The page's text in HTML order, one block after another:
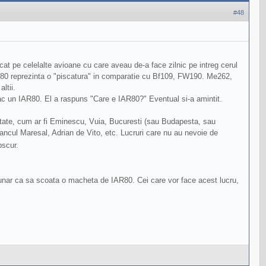
#48
pe celelalte avioane cu care aveau de-a face zilnic pe intreg cerul
reprezinta o "piscatura" in comparatie cu Bf109, FW190. Me262,
un IAR80. El a raspuns "Care e IAR80?" Eventual si-a amintit.
cum ar fi Eminescu, Vuia, Bucuresti (sau Budapesta, sau
Maresal, Adrian de Vito, etc. Lucruri care nu au nevoie de
ca sa scoata o macheta de IAR80. Cei care vor face acest lucru,